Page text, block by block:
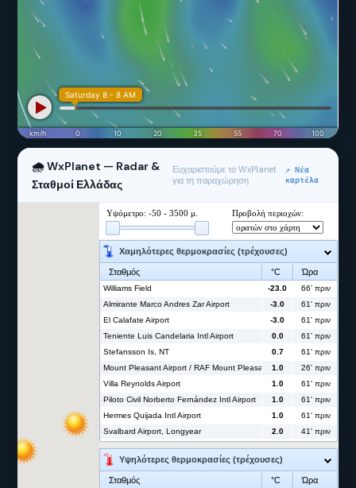
🌧 WxPlanet — Radar &
Σταθμοί Ελλάδας
Ευχαριστούμε το WxPlanet
για τη παραχώρηση
↗ Νέα
καρτέλα